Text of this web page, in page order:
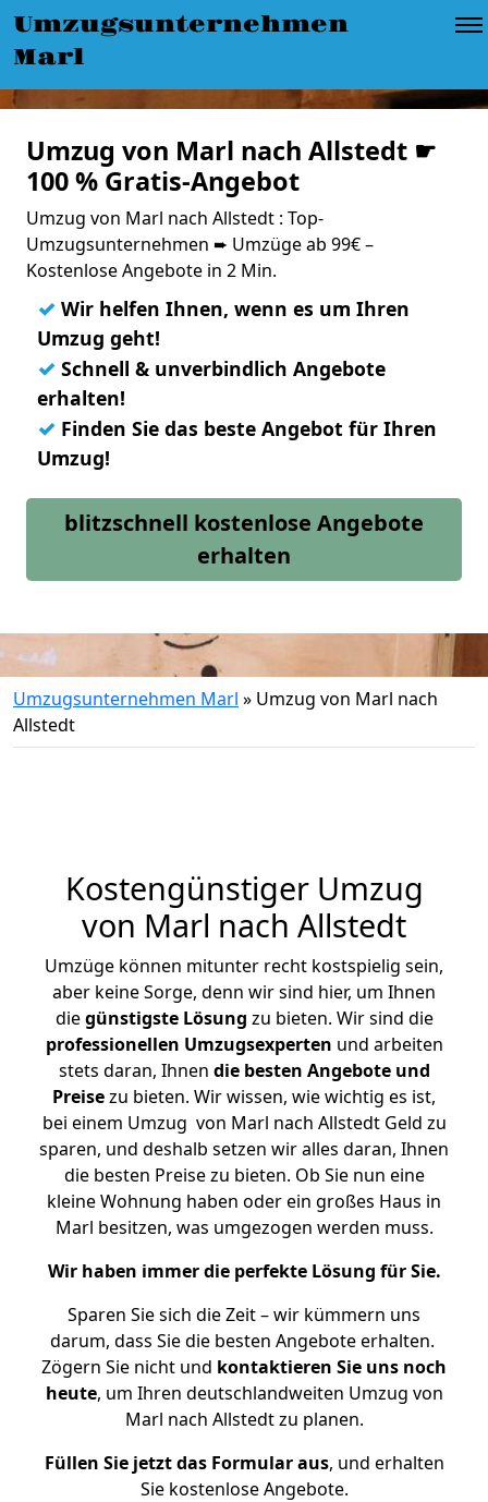
Umzugsunternehmen
Marl
Umzug von Marl nach Allstedt ☛
100 % Gratis-Angebot
Umzug von Marl nach Allstedt : Top-
Umzugsunternehmen ➨ Umzüge ab 99€ –
Kostenlose Angebote in 2 Min.
✓ Wir helfen Ihnen, wenn es um Ihren
Umzug geht!
✓ Schnell & unverbindlich Angebote
erhalten!
✓ Finden Sie das beste Angebot für Ihren
Umzug!
blitzschnell kostenlose Angebote
erhalten
Umzugsunternehmen Marl » Umzug von Marl nach
Allstedt
Kostengünstiger Umzug
von Marl nach Allstedt
Umzüge können mitunter recht kostspielig sein,
aber keine Sorge, denn wir sind hier, um Ihnen
diegünstigste Lösung zu bieten. Wir sind die
professionellen Umzugsexperten und arbeiten
stets daran, Ihnen die besten Angebote und
Preisezu bieten. Wir wissen, wie wichtig es ist,
bei einem Umzug von Marl nach Allstedt Geld zu
sparen, und deshalb setzen wir alles daran, Ihnen
die besten Preise zu bieten. Ob Sie nun eine
kleine Wohnung haben oder ein großes Haus in
Marl besitzen, was umgezogen werden muss.
Wir haben immer die perfekte Lösung für Sie.
Sparen Sie sich die Zeit – wir kümmern uns
darum, dass Sie die besten Angebote erhalten.
Zögern Sie nicht und kontaktieren Sie uns noch
heute, um Ihren deutschlandweiten Umzug von
Marl nach Allstedt zu planen.
Füllen Sie jetzt das Formular aus, und erhalten
Sie kostenlose Angebote.